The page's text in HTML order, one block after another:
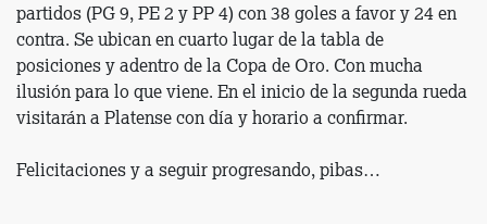
partidos (PG 9, PE 2 y PP 4) con 38 goles a favor y 24 en
contra. Se ubican en cuarto lugar de la tabla de
posiciones y adentro de la Copa de Oro. Con mucha
ilusión para lo que viene. En el inicio de la segunda rueda
visitarán a Platense con día y horario a confirmar.
Felicitaciones y a seguir progresando, pibas…